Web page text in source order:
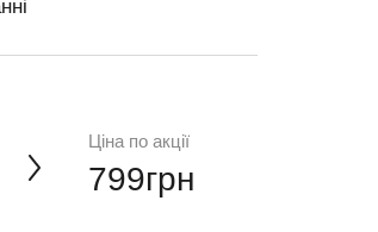
Ціна по акції
799грн